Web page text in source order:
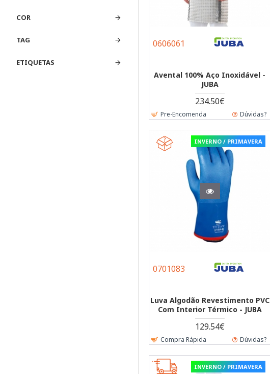
3
TAG
COR
ETIQUETAS
0606061
Avental 100% Aço Inoxidável -
JUBA
234.50€
Pre-Encomenda Dúvidas?
INVERNO / PRIMAVERA
0701083
Luva Algodão Revestimento PVC
Com Interior Térmico - JUBA
129.54€
Compra Rápida Dúvidas?
INVERNO / PRIMAVERA